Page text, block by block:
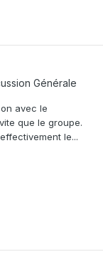
Générale
avec le
que le groupe.
le...